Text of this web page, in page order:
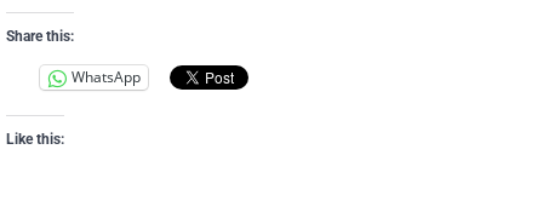
Share this:
WhatsApp
Like this: